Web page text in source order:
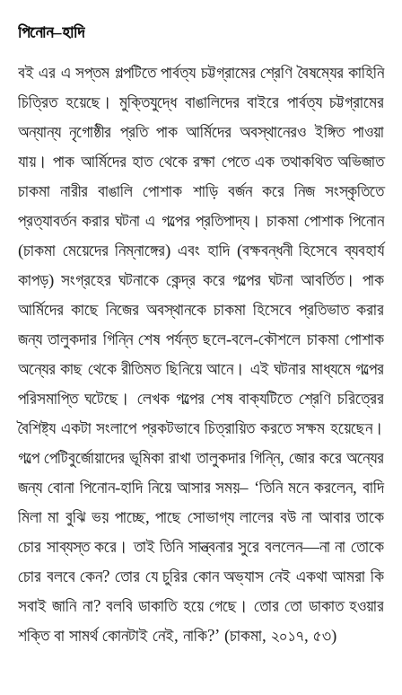
পিনোন–হাদি
বই এর এ সপ্তম গল্পটিতে পার্বত্য চট্টগ্রামের শ্রেণি বৈষম্যের কাহিনি
চিত্রিত হয়েছে। মুক্তিযুদ্ধে বাঙালিদের বাইরে পার্বত্য চট্টগ্রামের
অন্যান্য নৃগোষ্ঠীর প্রতি পাক আর্মিদের অবস্থানেরও ইঙ্গিত পাওয়া
যায়। পাক আর্মিদের হাত থেকে রক্ষা পেতে এক তথাকথিত অভিজাত
চাকমা নারীর বাঙালি পোশাক শাড়ি বর্জন করে নিজ সংস্কৃতিতে
প্রত্যাবর্তন করার ঘটনা এ গল্পের প্রতিপাদ্য। চাকমা পোশাক পিনোন
(চাকমা মেয়েদের নিম্নাঙ্গের) এবং হাদি (বক্ষবন্ধনী হিসেবে ব্যবহার্য
কাপড়) সংগ্রহের ঘটনাকে কেন্দ্র করে গল্পের ঘটনা আবর্তিত। পাক
আর্মিদের কাছে নিজের অবস্থানকে চাকমা হিসেবে প্রতিভাত করার
জন্য তালুকদার গিন্নি শেষ পর্যন্ত ছলে-বলে-কৌশলে চাকমা পোশাক
অন্যের কাছ থেকে রীতিমত ছিনিয়ে আনে। এই ঘটনার মাধ্যমে গল্পের
পরিসমাপ্তি ঘটেছে। লেখক গল্পের শেষ বাক্যটিতে শ্রেণি চরিত্রের
বৈশিষ্ট্য একটা সংলাপে প্রকটভাবে চিত্রায়িত করতে সক্ষম হয়েছেন।
গল্পে পেটিবুর্জোয়াদের ভূমিকা রাখা তালুকদার গিন্নি, জোর করে অন্যের
জন্য বোনা পিনোন-হাদি নিয়ে আসার সময়– ‘তিনি মনে করলেন, বাদি
মিলা মা বুঝি ভয় পাচ্ছে, পাছে সোভাগ্য লালের বউ না আবার তাকে
চোর সাব্যস্ত করে। তাই তিনি সান্ত্বনার সুরে বললেন—না না তোকে
চোর বলবে কেন? তোর যে চুরির কোন অভ্যাস নেই একথা আমরা কি
সবাই জানি না? বলবি ডাকাতি হয়ে গেছে। তোর তো ডাকাত হওয়ার
শক্তি বা সামর্থ কোনটাই নেই, নাকি?’ (চাকমা, ২০১৭, ৫৩)